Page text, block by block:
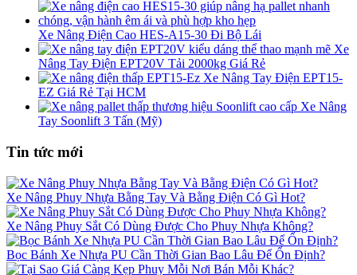
Xe Nâng Điện Cao HES-A15-30 Đi Bộ Lái
Xe
Nâng Tay Điện EPT20V Tải 2000kg Giá Rẻ
Xe Nâng Tay Điện EPT15-
EZ Giá Rẻ Tại HCM
Xe Nâng
Tay Soonlift 3 Tấn (Mỹ)
Tin tức mới
Xe Nâng Phuy Nhựa Bằng Tay Và Bằng Điện Có Gì Hot?
Xe Nâng Phuy Sắt Có Dùng Được Cho Phuy Nhựa Không?
Bọc Bánh Xe Nhựa PU Cần Thời Gian Bao Lâu Để Ổn Định?